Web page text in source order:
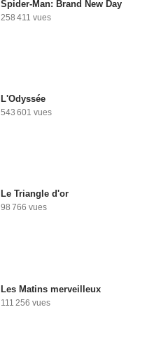
Spider-Man: Brand New Day
258 411 vues
L'Odyssée
543 601 vues
Le Triangle d'or
98 766 vues
Les Matins merveilleux
111 256 vues